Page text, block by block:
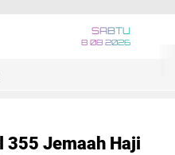
SABTU
8 08 2026
355 Jemaah Haji